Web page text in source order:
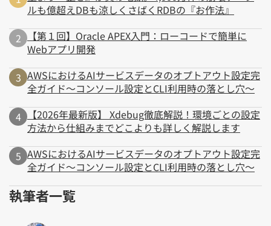
ルも億超えDBも涼しくさばくRDBの『お作法』
【第１回】Oracle APEX入門：ローコードで簡単に
Webアプリ開発
AWSにおけるAIサービスデータのオプトアウト設定完
全ガイド～コンソール設定とCLI利用時の落とし穴～
【2026年最新版】 Xdebug徹底解説！環境ごとの設定
方法から仕組みまでどこよりも詳しく解説します
AWSにおけるAIサービスデータのオプトアウト設定完
全ガイド～コンソール設定とCLI利用時の落とし穴～
執筆者一覧